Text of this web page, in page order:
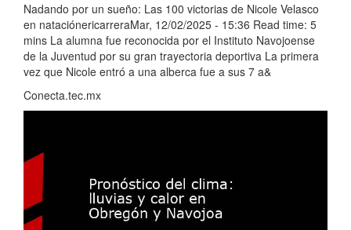
Nadando por un sueño: Las 100 victorias de Nicole Velasco
en nataciónericarreraMar, 12/02/2025 - 15:36 Read time: 5
mins La alumna fue reconocida por el Instituto Navojoense
de la Juventud por su gran trayectoria deportiva La primera
vez que Nicole entró a una alberca fue a sus 7 a&
Conecta.tec.mx